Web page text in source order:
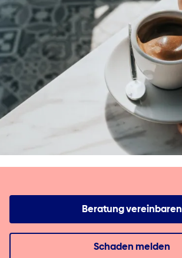
Vertriebspartner
Unternehmen
Kontakt & Service
Jobs
Beratung vereinbaren
Schaden melden